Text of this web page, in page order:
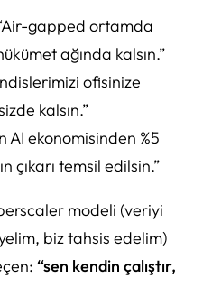
gapped ortamda
ağında kalsın.”
ofisinize
kalsın.”
AI ekonomisinden %5
çıkarı temsil edilsin.”
modeli (veriyi
biz tahsis edelim)
“sen kendin çalıştır,